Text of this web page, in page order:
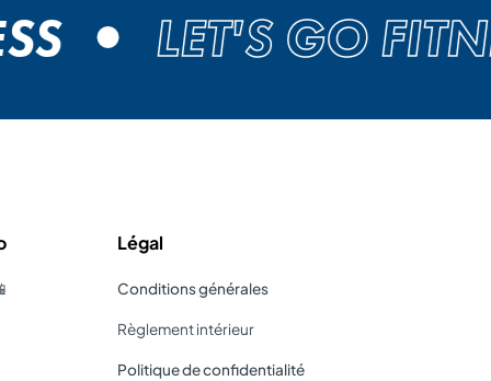
LET'S GO
Légal
Conditions générales
Règlement intérieur
Politique de confidentialité